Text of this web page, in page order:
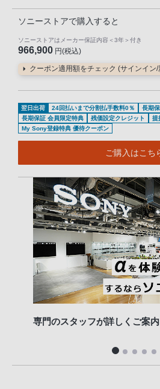
ソニーストアで購入すると
ソニーストアはメーカー保証内容 ＜3年＞ 付き
966,900 円(税込)
クーポン適用額をチェック (サインイン
翌日出荷 24回払いまで分割払手数料0％
長期
長期保証 会員限定特典
残価設定クレジット
提
My Sony登録特典 優待クーポン
ご購入はこち
専門のスタッフが詳しくご案